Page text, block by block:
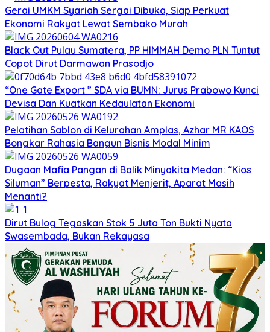
Gerai UMKM Syariah Sergai Dibuka, Siap Perkuat
Ekonomi Rakyat Lewat Sembako Murah
Black Out Pulau Sumatera, PP HIMMAH Demo PLN Tuntut
Copot Dirut Darmawan Prasodjo
“One Gate Export ” SDA via BUMN: Jurus Prabowo Kunci
Devisa Dan Kuatkan Kedaulatan Ekonomi
Pelatihan Sablon di Kelurahan Amplas, Azhar MR KAOS
Bongkar Rahasia Bangun Bisnis Modal Minim
Dugaan Mafia Pangan di Balik Minyakita Medan: “Kios
Siluman” Berpesta, Rakyat Menjerit, Aparat Masih
Menanti?
Dirut Bulog Tegaskan Stok 5 Juta Ton Bukti Nyata
Swasembada, Bukan Rekayasa